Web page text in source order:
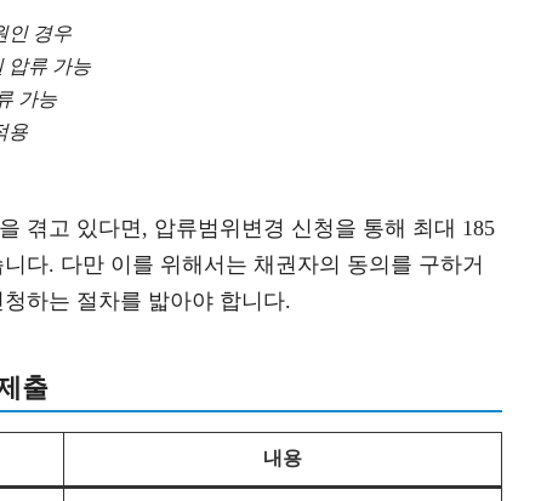
인 경우
압류 가능
가능
용
겪고 있다면, 압류범위변경 신청을 통해 최대 185
다. 다만 이를 위해서는 채권자의 동의를 구하거
하는 절차를 밟아야 합니다.
출
내용